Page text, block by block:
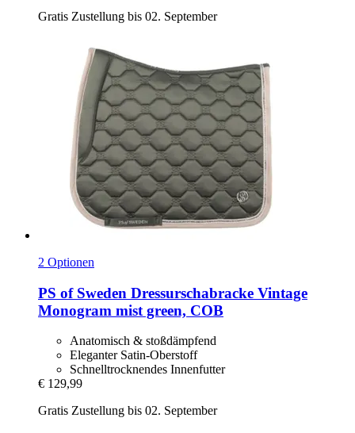
Gratis Zustellung bis 02. September
2 Optionen
PS of Sweden Dressurschabracke Vintage
Monogram mist green, COB
Anatomisch & stoßdämpfend
Eleganter Satin-Oberstoff
Schnelltrocknendes Innenfutter
€ 129,99
Gratis Zustellung bis 02. September